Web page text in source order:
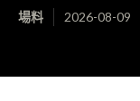
場料 2026-08-09